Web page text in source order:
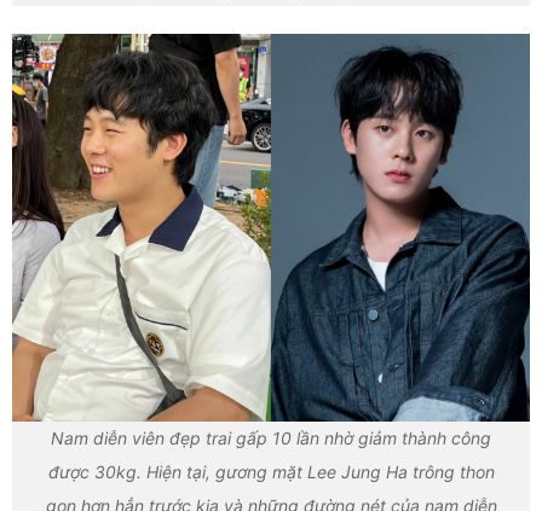
Nam diễn viên đẹp trai gấp 10 lần nhờ giảm thành công
được 30kg. Hiện tại, gương mặt Lee Jung Ha trông thon
gọn hơn hẳn trước kia và những đường nét của nam diễn